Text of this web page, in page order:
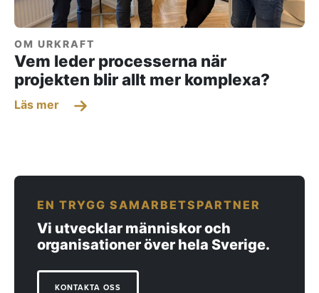
OM URKRAFT
Vem leder processerna när
projekten blir allt mer komplexa?
Läs mer
EN TRYGG SAMARBETSPARTNER
Vi utvecklar människor och
organisationer över hela Sverige.
KONTAKTA OSS